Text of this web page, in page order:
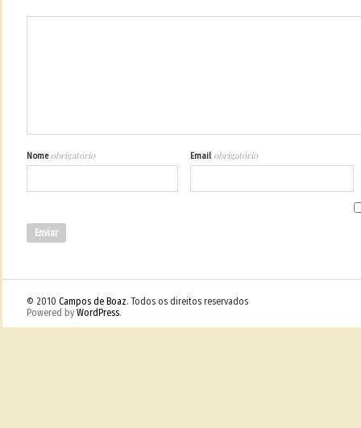
Nome obrigatório Email obrigatório
© 2010 Campos de Boaz. Todos os direitos reservados
Powered by WordPress.